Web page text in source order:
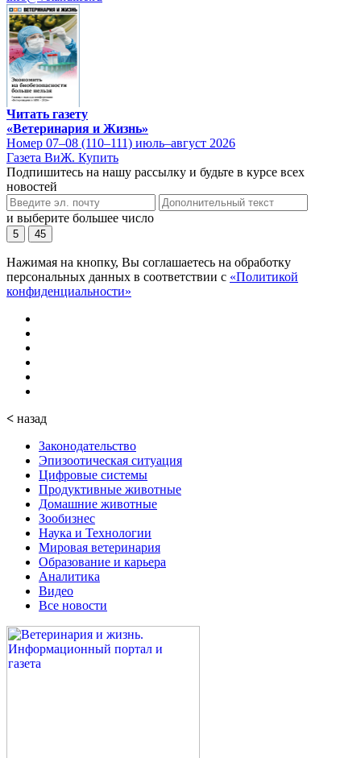
Читать газету
«Ветеринария и Жизнь»
Номер 07–08 (110–111) июль–август 2026
Газета ВиЖ. Купить
Подпишитесь на нашу рассылку и будьте в курсе всех
новостей
и выберите большее число
5 45
Нажимая на кнопку, Вы соглашаетесь на обработку
персональных данных в соответствии с «Политикой
конфиденциальности»
< назад
Законодательство
Эпизоотическая ситуация
Цифровые системы
Продуктивные животные
Домашние животные
Зообизнес
Наука и Технологии
Мировая ветеринария
Образование и карьера
Аналитика
Видео
Все новости